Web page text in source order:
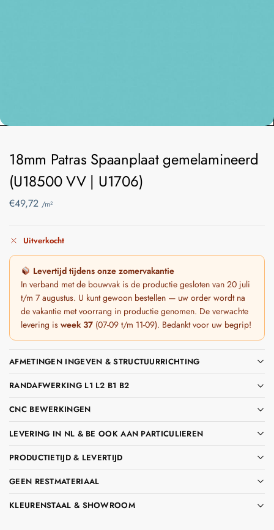
18mm Patras Spaanplaat gemelamineerd
(U18500 VV | U1706)
€49,72 /m²
Uitverkocht
Levertijd tijdens onze zomervakantie
In verband met de bouwvak is de productie gesloten van 20 juli
t/m 7 augustus. U kunt gewoon bestellen — uw order wordt na
de vakantie met voorrang in productie genomen. De verwachte
levering is week 37 (07-09 t/m 11-09). Bedankt voor uw begrip!
AFMETINGEN INGEVEN & STRUCTUURRICHTING
RANDAFWERKING L1 L2 B1 B2
CNC BEWERKINGEN
LEVERING IN NL & BE OOK AAN PARTICULIEREN
PRODUCTIETIJD & LEVERTIJD
GEEN RESTMATERIAAL
KLEURENSTAAL & SHOWROOM